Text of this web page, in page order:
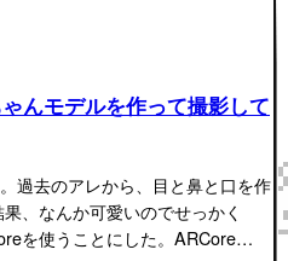
んモデルを作って撮影して
過去のアレから、目と鼻と口を作
、なんか可愛いのでせっかく
を使うことにした。ARCore…